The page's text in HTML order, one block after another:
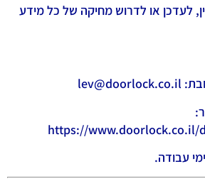
לעדכן או לדרוש מחיקה של כל מידע
lev@doorlock.co.il
https://www.doorlock.co.il/